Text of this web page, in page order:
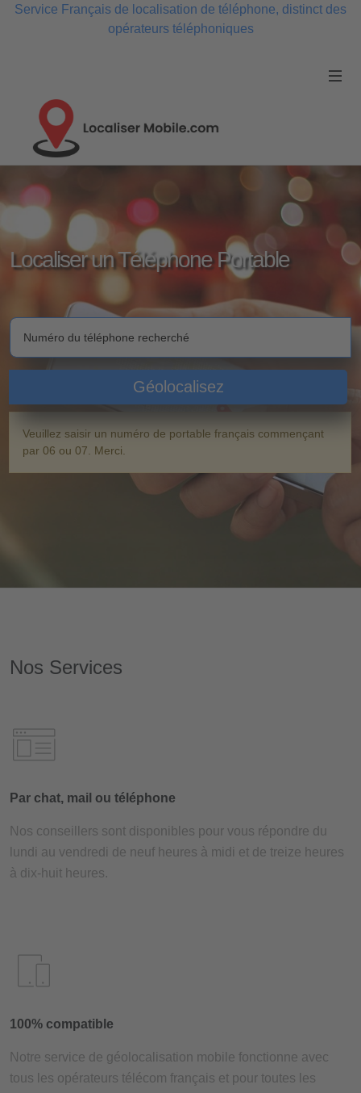
Service Français de localisation de téléphone, distinct des
opérateurs téléphoniques
Localiser un Téléphone Portable
Géolocalisez
Veuillez saisir un numéro de portable français commençant
par 06 ou 07. Merci.
Nos Services
Par chat, mail ou téléphone
Nos conseillers sont disponibles pour vous répondre du
lundi au vendredi de neuf heures à midi et de treize heures
à dix-huit heures.
100% compatible
Notre service de géolocalisation mobile fonctionne avec
tous les opérateurs télécom français et pour toutes les